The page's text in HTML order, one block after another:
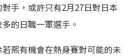
手，或許只有2月27日對日本
的日職一軍選手。
熙有機會在熱身賽對可能的未